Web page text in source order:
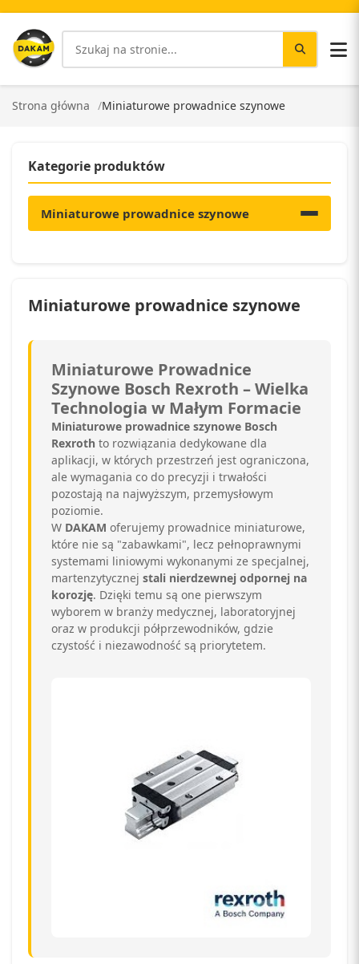
Strona główna Miniaturowe prowadnice szynowe
Kategorie produktów
Miniaturowe prowadnice szynowe
Miniaturowe prowadnice szynowe
Miniaturowe Prowadnice
Szynowe Bosch Rexroth – Wielka
Technologia w Małym Formacie
Miniaturowe prowadnice szynowe Bosch
Rexroth to rozwiązania dedykowane dla
aplikacji, w których przestrzeń jest ograniczona,
ale wymagania co do precyzji i trwałości
pozostają na najwyższym, przemysłowym
poziomie.
W DAKAM oferujemy prowadnice miniaturowe,
które nie są "zabawkami", lecz pełnoprawnymi
systemami liniowymi wykonanymi ze specjalnej,
martenzytycznej stali nierdzewnej odpornej na
korozję. Dzięki temu są one pierwszym
wyborem w branży medycznej, laboratoryjnej
oraz w produkcji półprzewodników, gdzie
czystość i niezawodność są priorytetem.